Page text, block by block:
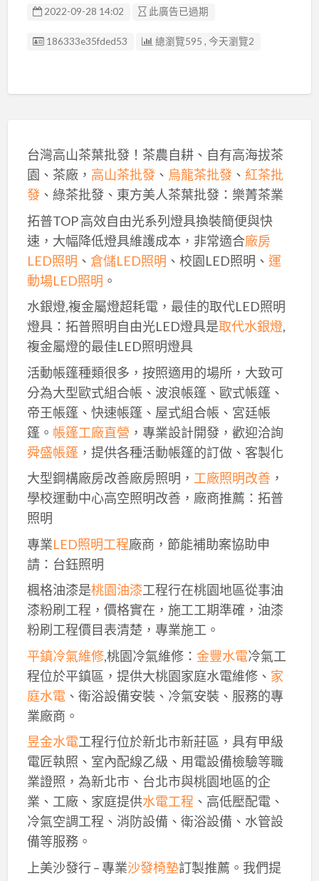
2022-09-28 14:02 此廣告已過期
廣告编號
186333e35fded53 總瀏覽595 , 今天瀏覽2
台灣高山茶葉批發！茶農自耕、自有高海拔茶
園、茶廠， 高山茶批發、 烏龍茶批發、 紅茶批
發、綠茶批發、東方美人茶葉批發：樂菁茶業
拓普TOP 高效自由光系列燈具換裝簡便與快
速，大幅降低燈具維護成本，非常適合廠房
LED照明 、 倉儲LED照明 、校園LED照明、 運
動場LED照明 。
水銀燈,複金屬燈超耗電，最佳的取代LED照明
燈具：拓普照明自由光LED燈具是取代水銀燈,
複金屬燈的最佳LED照明燈具
活動帳篷種類很多，按照適用的場所，大致可
分為大型歐式組合帳、波浪帳篷、歐式帳篷、
帝王帳篷、快速帳篷、屋式組合帳、宮廷帳
篷。 帳篷工廠直營 ，專業設計開發，歡迎洽詢
舜盛帳篷，提供各種活動帳篷的訂做、客製化
大型鋼構廠房改善廠房照明， 工廠照明改善，
學校運動中心高空照明改善，廠商推薦：拓普
照明
專業LED照明工程廠商，節能補助案協助申
請：台鈺照明
楓格油漆是桃園油漆工程行在桃園地區從事油
漆粉刷工程，價格實在，施工工期準確，油漆
粉刷工程價目表清楚，專業施工。
平鎮冷氣維修,桃園冷氣維修： 金豐水電冷氣工
程位於平鎮區，提供大桃園家庭水電維修、 家
庭水電、衛浴設備安裝、冷氣安裝、服務的專
業廠商。
昱金水電工程行位於新北市新莊區，具有甲級
電匠執照、室內配線乙級、用電設備檢驗等職
業證照，為新北市、台北市與桃園地區的企
業、工廠、家庭提供水電工程 、高低壓配電、
冷氣空調工程、消防設備、衛浴設備、水管設
備等服務。
上美沙發行 – 專業沙發椅墊訂製推薦。我們提